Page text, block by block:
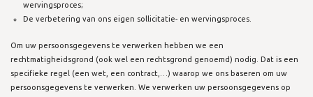
wervingsproces;
De verbetering van ons eigen sollicitatie- en wervingsproces.
Om uw persoonsgegevens te verwerken hebben we een
rechtmatigheidsgrond (ook wel een rechtsgrond genoemd) nodig. Dat is een
specifieke regel (een wet, een contract,…) waarop we ons baseren om uw
persoonsgegevens te verwerken. We verwerken uw persoonsgegevens op